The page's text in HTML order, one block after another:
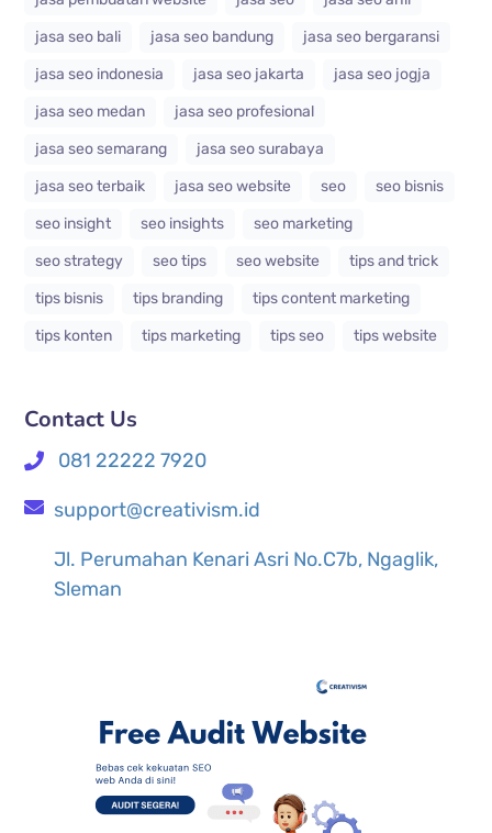
jasa seo bali
jasa seo bandung
jasa seo bergaransi
jasa seo indonesia
jasa seo jakarta
jasa seo jogja
jasa seo medan
jasa seo profesional
jasa seo semarang
jasa seo surabaya
jasa seo terbaik
jasa seo website seo
seo bisnis
seo insight
seo insights
seo marketing
seo strategy
seo tips seo website
tips and trick
tips bisnis
tips branding
tips content marketing
tips konten
tips marketing tips seo tips website
Contact Us
081 22222 7920
support@creativism.id
Jl. Perumahan Kenari Asri No.C7b, Ngaglik,
Sleman